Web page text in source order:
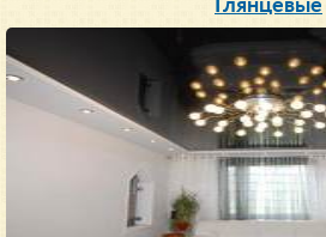
Глянцевые